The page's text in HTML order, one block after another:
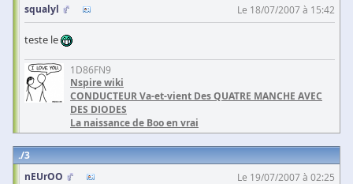
squalyl
Le 18/07/2007 à 15:42
teste le
1D86FN9
Nspire wiki
CONDUCTEUR Va-et-vient Des QUATRE MANCHE AVEC
DES DIODES
La naissance de Boo en vrai
3
nEUrOO
Le 19/07/2007 à 02:25